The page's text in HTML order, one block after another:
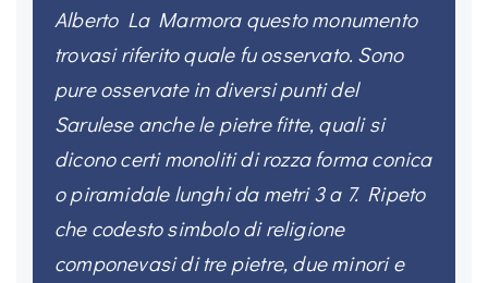
Alberto La Marmora questo monumento
trovasi riferito quale fu osservato. Sono
pure osservate in diversi punti del
Sarulese anche le pietre fitte, quali si
dicono certi monoliti di rozza forma conica
o piramidale lunghi da metri 3 a 7. Ripeto
che codesto simbolo di religione
componevasi di tre pietre, due minori e